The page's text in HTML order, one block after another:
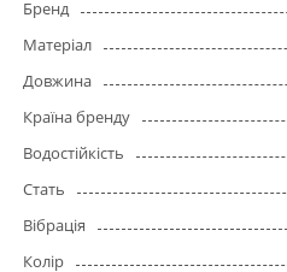
Бренд
Матеріал
Довжина
Країна бренду
Водостійкість
Стать
Вібрація
Колір